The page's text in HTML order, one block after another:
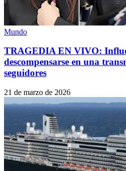
Mundo
TRAGEDIA EN VIVO:
descompensarse en una
seguidores
21 de marzo de 2026